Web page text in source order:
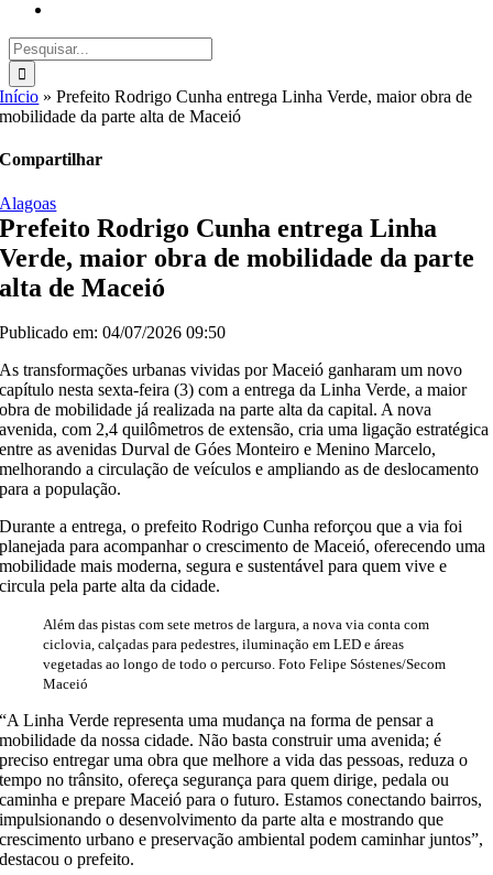
Buscar
resultados
para:
Início »Prefeito Rodrigo Cunha entrega Linha Verde, maior obra de
mobilidade da parte alta de Maceió
Compartilhar
Alagoas
Prefeito Rodrigo Cunha entrega Linha
Verde, maior obra de mobilidade da parte
alta de Maceió
Publicado em: 04/07/2026 09:50
As transformações urbanas vividas por Maceió ganharam um novo
capítulo nesta sexta-feira (3) com a entrega da Linha Verde, a maior
obra de mobilidade já realizada na parte alta da capital. A nova
avenida, com 2,4 quilômetros de extensão, cria uma ligação estratégica
entre as avenidas Durval de Góes Monteiro e Menino Marcelo,
melhorando a circulação de veículos e ampliando as de deslocamento
para a população.
Durante a entrega, o prefeito Rodrigo Cunha reforçou que a via foi
planejada para acompanhar o crescimento de Maceió, oferecendo uma
mobilidade mais moderna, segura e sustentável para quem vive e
circula pela parte alta da cidade.
Além das pistas com sete metros de largura, a nova via conta com
ciclovia, calçadas para pedestres, iluminação em LED e áreas
vegetadas ao longo de todo o percurso. Foto Felipe Sóstenes/Secom
Maceió
“A Linha Verde representa uma mudança na forma de pensar a
mobilidade da nossa cidade. Não basta construir uma avenida; é
preciso entregar uma obra que melhore a vida das pessoas, reduza o
tempo no trânsito, ofereça segurança para quem dirige, pedala ou
caminha e prepare Maceió para o futuro. Estamos conectando bairros,
impulsionando o desenvolvimento da parte alta e mostrando que
crescimento urbano e preservação ambiental podem caminhar juntos”,
destacou o prefeito.